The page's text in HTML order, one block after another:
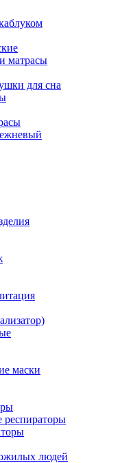
матрасы
для сна
маски
респираторы
людей